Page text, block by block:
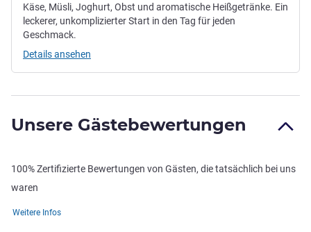
Käse, Müsli, Joghurt, Obst und aromatische Heißgetränke. Ein
leckerer, unkomplizierter Start in den Tag für jeden
Geschmack.
Details ansehen
Unsere Gästebewertungen
100% Zertifizierte Bewertungen von Gästen, die tatsächlich bei uns
waren
Weitere Infos